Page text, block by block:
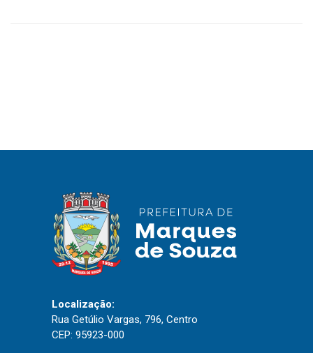
Diário Oficial (Novo)
Diário Oficial (Até 30/04)
Recursos Humanos
Processo Seletivo
Concursos
Instruções Normativas
Localização:
Rua Getúlio Vargas, 796, Centro
CEP: 95923-000